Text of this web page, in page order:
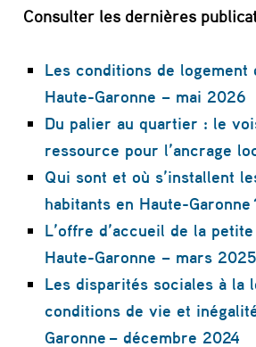
Consulter les dernières
Les conditions de logement
Haute-Garonne – mai 2026
Du palier au quartier : le
ressource pour l’ancrage
Qui sont et où s’installent
habitants en Haute-
L’offre d’accueil de la
Haute-Garonne – mars 2025
Les disparités sociales à la
conditions de vie et
Garonne – décembre 2024